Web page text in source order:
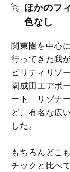
ほかのフ
色なし
関東圏を中心
行ってきた我
ビリティリゾ
園成田エアポ
ート リゾナ
ど、有名な広
した。
もちろんどこ
チックと比べ